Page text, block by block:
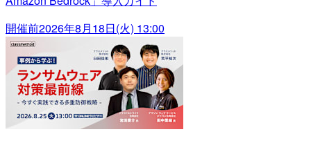
開催前2026年8月18日(火) 13:00